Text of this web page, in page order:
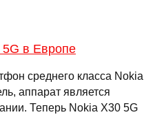
в Европе
среднего класса Nokia
аппарат является
Теперь Nokia X30 5G